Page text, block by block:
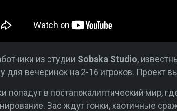
из студии Sobaka Studio,
для вечеринок на 2-16 игроков. Проект
попадут в постапокалиптический мир,
Вас ждут гонки, хаотичные